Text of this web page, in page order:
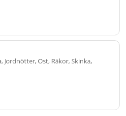
Jordnötter, Ost, Räkor, Skinka,